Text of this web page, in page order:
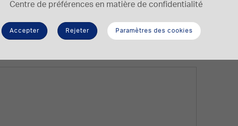
Centre de préférences en matière de confidentialité
Accepter Rejeter Paramètres des cookies